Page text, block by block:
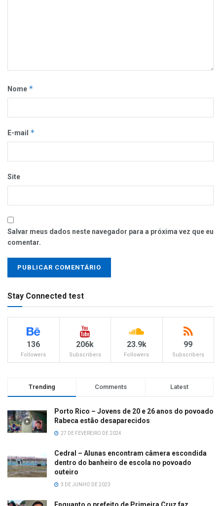
Nome *
E-mail *
Site
Salvar meus dados neste navegador para a próxima vez que eu
comentar.
Stay Connected test
136
Followers
206k
Subscribers
23.9k
Followers
99
Subscribers
Trending Comments Latest
Porto Rico – Jovens de 20 e 26 anos do povoado
Rabeca estão desaparecidos
27 DE FEVEREIRO DE 2024
Cedral – Alunas encontram câmera escondida
dentro do banheiro de escola no povoado
outeiro
3 DE JUNHO DE 2023